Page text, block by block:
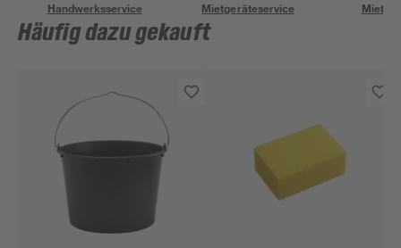
Handwerksservice Mietgeräteservice
Häufig dazu gekauft